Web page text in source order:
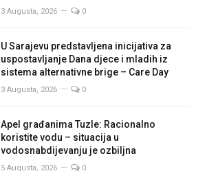
3 Augusta, 2026 0
U Sarajevu predstavljena inicijativa za
uspostavljanje Dana djece i mladih iz
sistema alternativne brige – Care Day
3 Augusta, 2026 0
Apel građanima Tuzle: Racionalno
koristite vodu – situacija u
vodosnabdijevanju je ozbiljna
5 Augusta, 2026 0